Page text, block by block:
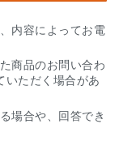
内容によってお電
商品のお問い合わ
いただく場合があ
場合や、回答でき